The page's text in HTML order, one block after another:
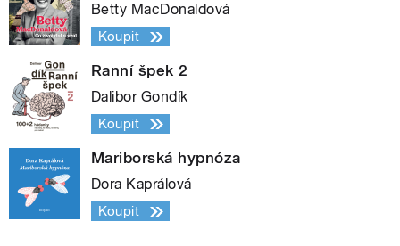
Betty MacDonaldová
Koupit
Ranní špek 2
Dalibor Gondík
Koupit
Mariborská hypnóza
Dora Kaprálová
Koupit